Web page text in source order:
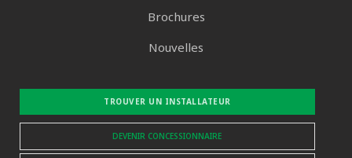
Brochures
Nouvelles
TROUVER UN INSTALLATEUR
DEVENIR CONCESSIONNAIRE